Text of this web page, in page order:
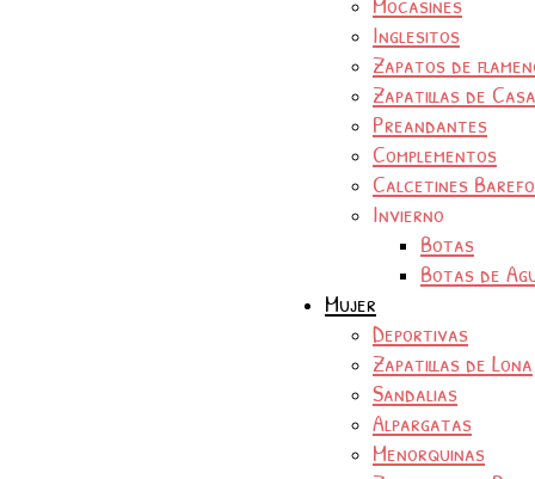
Inglesitos
Zapatos de
Zapatillas de Casa
Preandantes
Complementos
Calcetines
Invierno
Botas
Botas de
Mujer
Deportivas
Zapatillas de Lona
Sandalias
Alpargatas
Menorquinas